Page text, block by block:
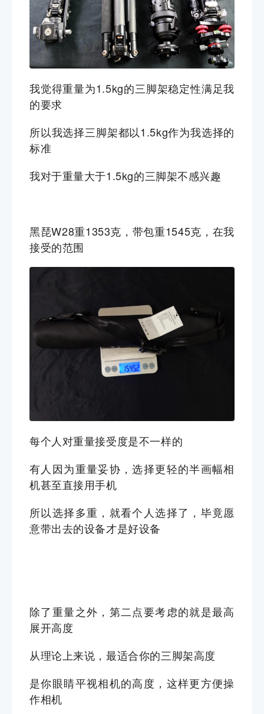
我觉得重量为1.5kg的三脚架稳定性满足我
的要求
所以我选择三脚架都以1.5kg作为我选择的
标准
我对于重量大于1.5kg的三脚架不感兴趣
黑琵W28重1353克，带包重1545克，在我
接受的范围
每个人对重量接受度是不一样的
有人因为重量妥协，选择更轻的半画幅相
机甚至直接用手机
所以选择多重，就看个人选择了，毕竟愿
意带出去的设备才是好设备
除了重量之外，第二点要考虑的就是最高
展开高度
从理论上来说，最适合你的三脚架高度
是你眼睛平视相机的高度，这样更方便操
作相机